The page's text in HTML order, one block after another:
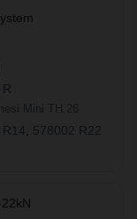
578002 R22